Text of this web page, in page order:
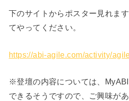
下のサイトからポスター見れま
てやってください。
https://abi-agile.com/activity/
※登壇の内容については、
できるそうですので、ご興味が